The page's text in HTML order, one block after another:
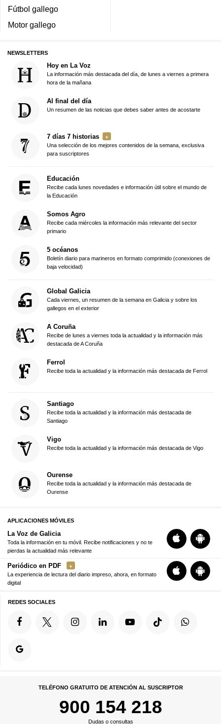
Fútbol gallego
Motor gallego
NEWSLETTERS
Hoy en La Voz
La información más destacada del día, de lunes a viernes a primera
hora de la mañana
Al final del día
Un resumen de las noticias que debes saber antes de acostarte
7 días 7 historias
Una selección de los mejores contenidos de la semana, exclusiva
para suscriptores
Educación
Recibe cada lunes novedades e información útil sobre el mundo de
la Educación
Somos Agro
Recibe cada miércoles la información más relevante del sector
primario
5 océanos
Boletín diario para marineros en formato comprimido (conexiones de
baja velocidad)
Global Galicia
Cada viernes, un resumen de la semana en Galicia y sobre los
gallegos en el exterior
A Coruña
Recibe de lunes a viernes toda la actualidad y la información más
destacada de A Coruña
Ferrol
Recibe toda la actualidad y la información más destacada de Ferrol
Santiago
Recibe toda la actualidad y la información más destacada de
Santiago
Vigo
Recibe toda la actualidad y la información más destacada de Vigo
Ourense
Recibe toda la actualidad y la información más destacada de
Ourense
APLICACIONES MÓVILES
La Voz de Galicia
Toda la información en tu móvil. Recibe notificaciones y no te
pierdas la actualidad más relevante
Periódico en PDF
La experiencia de lectura del diario impreso, ahora, en formato
digital
REDES SOCIALES
TELÉFONO GRATUITO DE ATENCIÓN AL SUSCRIPTOR
900 154 218
Dudas o consultas